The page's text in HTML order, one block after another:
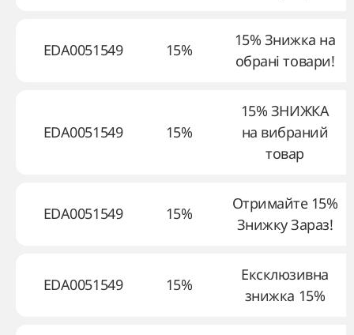
EDA0051549 15%
15% Знижка на
обрані товари!
EDA0051549 15%
15% ЗНИЖКА
на вибраний
товар
EDA0051549 15%
Отримайте 15%
Знижку Зараз!
EDA0051549 15%
Ексклюзивна
знижка 15%